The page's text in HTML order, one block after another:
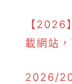
【2026
載網站
2026/